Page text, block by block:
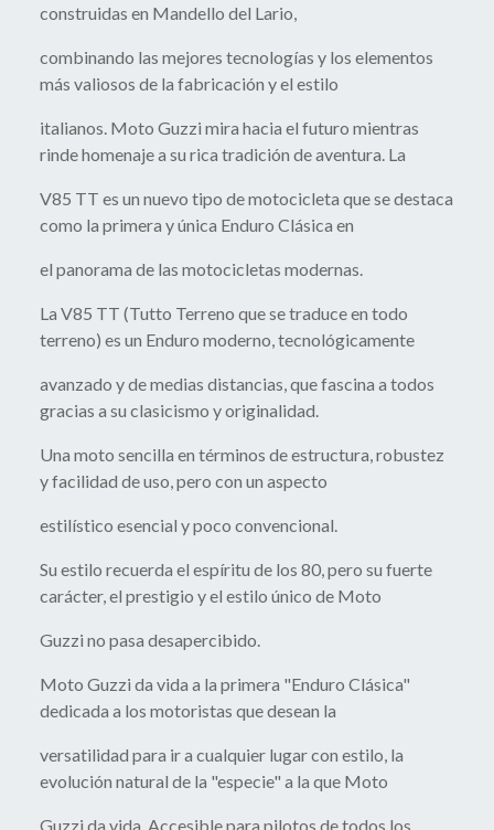
construidas en Mandello del Lario,
combinando las mejores tecnologías y los elementos
más valiosos de la fabricación y el estilo
italianos. Moto Guzzi mira hacia el futuro mientras
rinde homenaje a su rica tradición de aventura. La
V85 TT es un nuevo tipo de motocicleta que se destaca
como la primera y única Enduro Clásica en
el panorama de las motocicletas modernas.
La V85 TT (Tutto Terreno que se traduce en todo
terreno) es un Enduro moderno, tecnológicamente
avanzado y de medias distancias, que fascina a todos
gracias a su clasicismo y originalidad.
Una moto sencilla en términos de estructura, robustez
y facilidad de uso, pero con un aspecto
estilístico esencial y poco convencional.
Su estilo recuerda el espíritu de los 80, pero su fuerte
carácter, el prestigio y el estilo único de Moto
Guzzi no pasa desapercibido.
Moto Guzzi da vida a la primera "Enduro Clásica"
dedicada a los motoristas que desean la
versatilidad para ir a cualquier lugar con estilo, la
evolución natural de la "especie" a la que Moto
Guzzi da vida. Accesible para pilotos de todos los